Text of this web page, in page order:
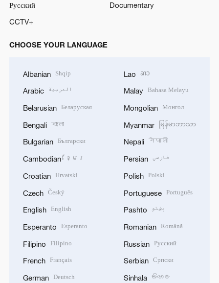
Русский
Documentary
CCTV+
CHOOSE YOUR LANGUAGE
Albanian Shqip
Arabic العربية
Belarusian Беларуская
Bengali বাংলা
Bulgarian Български
Cambodian ខ្មែរ
Croatian Hrvatski
Czech Český
English English
Esperanto Esperanto
Filipino Filipino
French Français
German Deutsch
Lao ລາວ
Malay Bahasa Melayu
Mongolian Монгол
Myanmar မြန်မာဘာသာ
Nepali नेपाली
Persian فارسی
Polish Polski
Portuguese Português
Pashto پښتو
Romanian Română
Russian Русский
Serbian Српски
Sinhala සිංහල